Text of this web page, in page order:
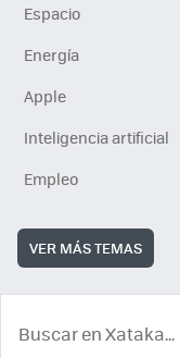
Espacio
Energía
Apple
Inteligencia artificial
Empleo
VER MÁS TEMAS